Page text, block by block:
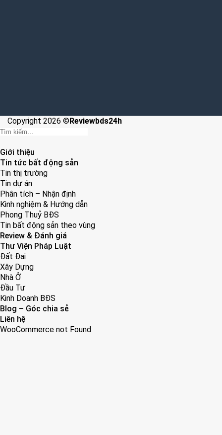
Copyright 2026 ©Reviewbds24h
Giới thiệu
Tin tức bất động sản
Tin thị trường
Tin dự án
Phân tích – Nhận định
Kinh nghiệm & Hướng dẫn
Phong Thuỷ BĐS
Tin bất động sản theo vùng
Review & Đánh giá
Thư Viện Pháp Luật
Đất Đai
Xây Dựng
Nhà Ở
Đầu Tư
Kinh Doanh BĐS
Blog – Góc chia sẻ
Liên hệ
WooCommerce not Found